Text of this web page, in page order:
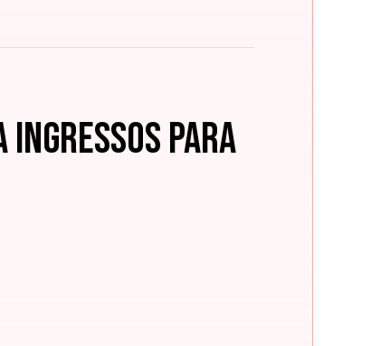
a ingressos para